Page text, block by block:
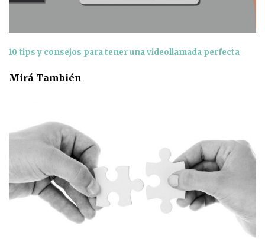
10 tips y consejos para tener una videollamada perfecta
Mirá También